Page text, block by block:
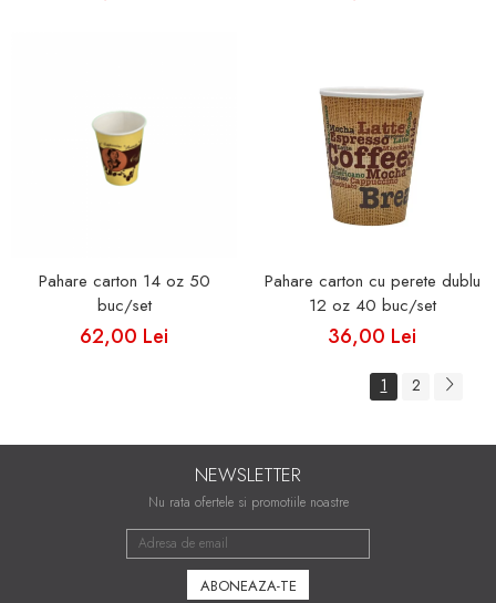
Pahare carton 14 oz 50
buc/set
62,00 Lei
Pahare carton cu perete dublu
12 oz 40 buc/set
36,00 Lei
1 2
NEWSLETTER
Nu rata ofertele si promotiile noastre